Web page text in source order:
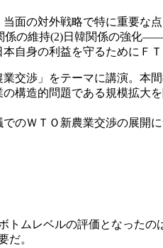
面の対外戦略で特に重要
の維持(2)日韓関係の強化
自身の利益を守るためにＦ
交渉」をテーマに講演。本
構造的問題である規模拡大
のＷＴＯ新農業交渉の展
トムレベルの評価となった
だ。